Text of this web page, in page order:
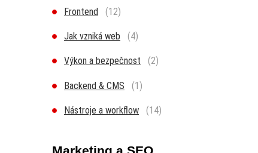
Frontend (12)
Jak vzniká web (4)
Výkon a bezpečnost (2)
Backend & CMS (1)
Nástroje a workflow (14)
Marketing a SEO